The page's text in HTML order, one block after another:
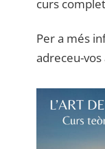
curs
Per a més
adreceu-vos